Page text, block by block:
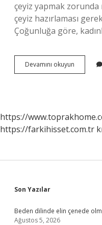
çeyiz yapmak zorunda
çeyiz hazırlaması
Çoğunluğa göre,
Devamını okuyun
Ne
https://
https://farkihisset.com.tr
Sidebar
Son Yazılar
Beden dilinde elin çenede
Ağustos 5, 2026